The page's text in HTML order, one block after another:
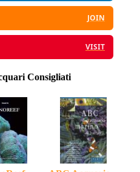
JOIN
VISIT
Consigliati